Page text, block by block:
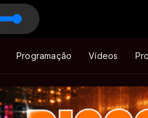
com Mascote - BIGHITZ
You
Programação Vídeos